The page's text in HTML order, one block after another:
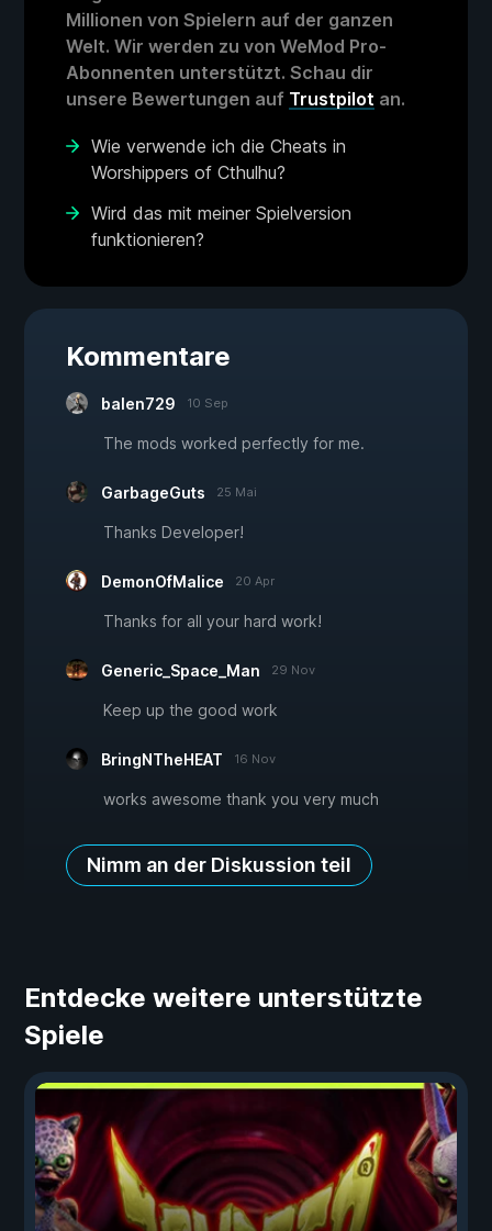
Millionen von Spielern auf der ganzen
Welt. Wir werden zu von WeMod Pro-
Abonnenten unterstützt. Schau dir
unsere Bewertungen auf Trustpilot an.
Wie verwende ich die Cheats in
Worshippers of Cthulhu?
Wird das mit meiner Spielversion
funktionieren?
Kommentare
balen729 10 Sep
The mods worked perfectly for me.
GarbageGuts 25 Mai
Thanks Developer!
DemonOfMalice 20 Apr
Thanks for all your hard work!
Generic_Space_Man 29 Nov
Keep up the good work
BringNTheHEAT 16 Nov
works awesome thank you very much
Nimm an der Diskussion teil
Entdecke weitere unterstützte
Spiele